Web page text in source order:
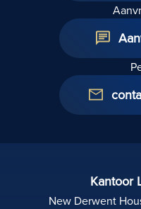
Kantoor
New Derwent